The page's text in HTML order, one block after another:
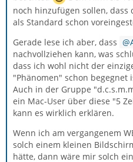
noch hinzufügen sollen,
als Standard schon
Gerade lese ich aber, dass
nachvollziehen kann, was
dass ich wohl nicht der
"Phänomen" schon begegnet
Auch in der Gruppe
ein Mac-User über diese "5
kann es wirklich erklären.
Wenn ich am vergangenem
solch einem kleinen
hätte, dann wäre mir solch